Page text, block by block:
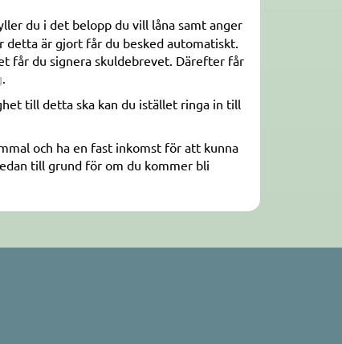
du i det belopp du vill låna samt anger
detta är gjort får du besked automatiskt.
får du signera skuldebrevet. Därefter får
.
till detta ska kan du istället ringa in till
och ha en fast inkomst för att kunna
till grund för om du kommer bli